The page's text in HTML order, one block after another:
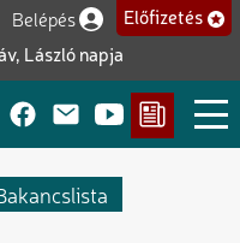
László napja
Felhasználói fiók
Belépés Előfizetés